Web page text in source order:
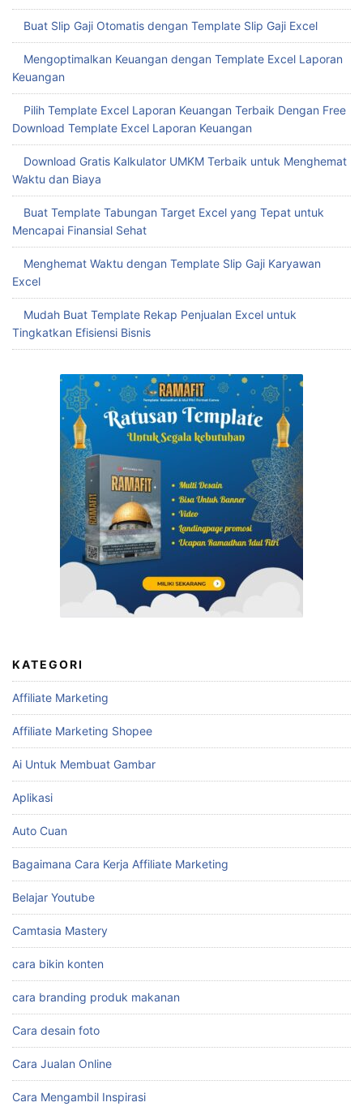
Buat Slip Gaji Otomatis dengan Template Slip Gaji Excel
Mengoptimalkan Keuangan dengan Template Excel Laporan
Keuangan
Pilih Template Excel Laporan Keuangan Terbaik Dengan Free
Download Template Excel Laporan Keuangan
Download Gratis Kalkulator UMKM Terbaik untuk Menghemat
Waktu dan Biaya
Buat Template Tabungan Target Excel yang Tepat untuk
Mencapai Finansial Sehat
Menghemat Waktu dengan Template Slip Gaji Karyawan
Excel
Mudah Buat Template Rekap Penjualan Excel untuk
Tingkatkan Efisiensi Bisnis
KATEGORI
Affiliate Marketing
Affiliate Marketing Shopee
Ai Untuk Membuat Gambar
Aplikasi
Auto Cuan
Bagaimana Cara Kerja Affiliate Marketing
Belajar Youtube
Camtasia Mastery
cara bikin konten
cara branding produk makanan
Cara desain foto
Cara Jualan Online
Cara Mengambil Inspirasi